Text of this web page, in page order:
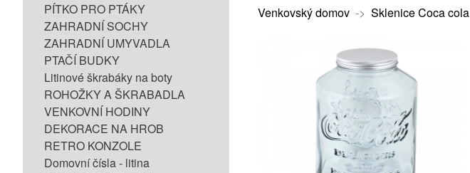
PÍTKO PRO PTÁKY
ZAHRADNÍ SOCHY
ZAHRADNÍ UMYVADLA
PTAČÍ BUDKY
Litinové škrabáky na boty
ROHOŽKY A ŠKRABADLA
VENKOVNÍ HODINY
DEKORACE NA HROB
RETRO KONZOLE
Domovní čísla - litina
Venkovský domov -> Sklenice Coca cola